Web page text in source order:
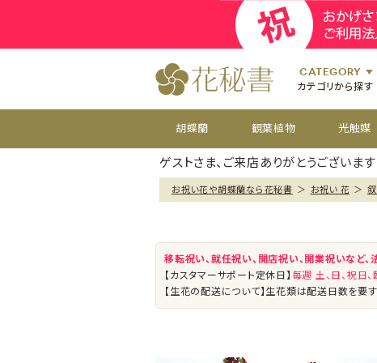
CATEGORY
カテゴリから探す
お祝い花
お供え花
おすすめ
開店祝
開設祝
胡蝶蘭 観葉植物 光触媒
ゲストさま、ご来店ありがとうございます
お祝い花や胡蝶蘭なら花秘書 ＞ お祝い 花 ＞
移転祝い、就任祝い、開店祝い、開業祝いなど
【カスタマーサポート定休日】 毎週 土、日、祝日
【生花の配送について】生花類は配送日数を